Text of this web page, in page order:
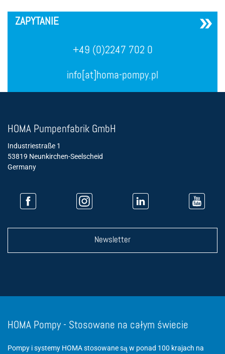
ZAPYTANIE
+49 (0)2247 702 0
info[at]homa-pompy.pl
HOMA Pumpenfabrik GmbH
Industriestraße 1
53819 Neunkirchen-Seelscheid
Germany
Newsletter
HOMA Pompy - Stosowane na całym świecie
Pompy i systemy HOMA stosowane są w ponad 100 krajach na